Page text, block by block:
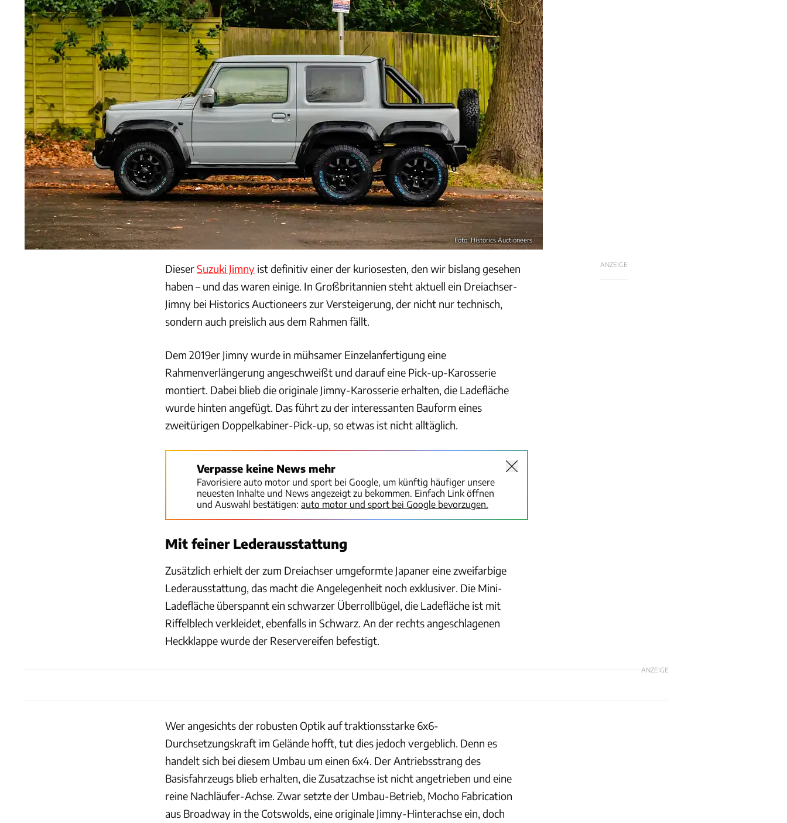
Foto: Historics Auctioneers
ANZEIGE
DieserSuzuki Jimny ist definitiv einer der kuriosesten, den wir bislang gesehen
haben – und das waren einige. In Großbritannien steht aktuell ein Dreiachser-
Jimny bei Historics Auctioneers zur Versteigerung, der nicht nur technisch,
sondern auch preislich aus dem Rahmen fällt.
Dem 2019er Jimny wurde in mühsamer Einzelanfertigung eine
Rahmenverlängerung angeschweißt und darauf eine Pick-up-Karosserie
montiert. Dabei blieb die originale Jimny-Karosserie erhalten, die Ladefläche
wurde hinten angefügt. Das führt zu der interessanten Bauform eines
zweitürigen Doppelkabiner-Pick-up, so etwas ist nicht alltäglich.
Verpasse keine News mehr
Favorisiere auto motor und sport bei Google, um künftig häufiger unsere
neuesten Inhalte und News angezeigt zu bekommen. Einfach Link öffnen
und Auswahl bestätigen: auto motor und sport bei Google bevorzugen.
Mit feiner Lederausstattung
Zusätzlich erhielt der zum Dreiachser umgeformte Japaner eine zweifarbige
Lederausstattung, das macht die Angelegenheit noch exklusiver. Die Mini-
Ladefläche überspannt ein schwarzer Überrollbügel, die Ladefläche ist mit
Riffelblech verkleidet, ebenfalls in Schwarz. An der rechts angeschlagenen
Heckklappe wurde der Reservereifen befestigt.
ANZEIGE
Wer angesichts der robusten Optik auf traktionsstarke 6x6-
Durchsetzungskraft im Gelände hofft, tut dies jedoch vergeblich. Denn es
handelt sich bei diesem Umbau um einen 6x4. Der Antriebsstrang des
Basisfahrzeugs blieb erhalten, die Zusatzachse ist nicht angetrieben und eine
reine Nachläufer-Achse. Zwar setzte der Umbau-Betrieb, Mocho Fabrication
aus Broadway in the Cotswolds, eine originale Jimny-Hinterachse ein, doch